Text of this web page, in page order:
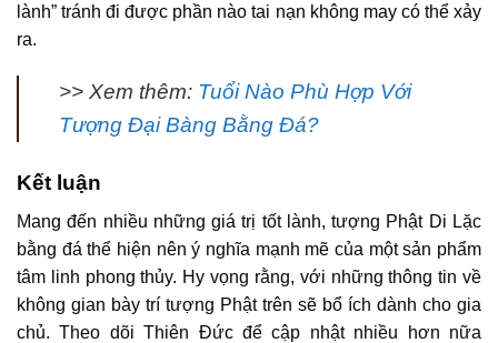
lành” tránh đi được phần nào tai nạn không may có thể xảy
ra.
>> Xem thêm: Tuổi Nào Phù Hợp Với
Tượng Đại Bàng Bằng Đá?
Kết luận
Mang đến nhiều những giá trị tốt lành, tượng Phật Di Lặc
bằng đá thể hiện nên ý nghĩa mạnh mẽ của một sản phẩm
tâm linh phong thủy. Hy vọng rằng, với những thông tin về
không gian bày trí tượng Phật trên sẽ bổ ích dành cho gia
chủ. Theo dõi Thiên Đức để cập nhật nhiều hơn nữa